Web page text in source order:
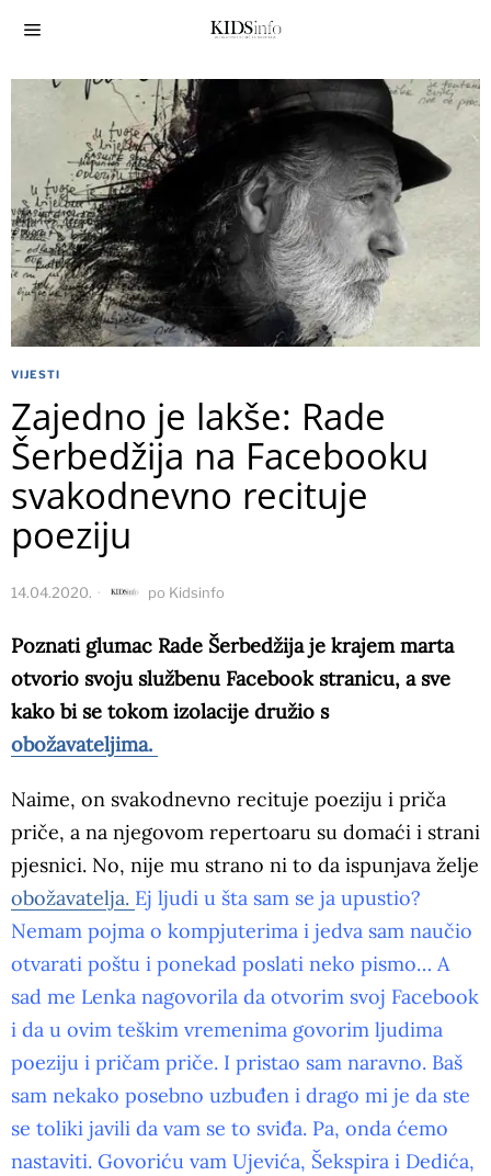
VIJESTI
Zajedno je lakše: Rade
Šerbedžija na Facebooku
svakodnevno recituje
poeziju
14.04.2020. po Kidsinfo
Poznati glumac Rade Šerbedžija je krajem marta
otvorio svoju službenu Facebook stranicu, a sve
kako bi se tokom izolacije družio s
obožavateljima.
Naime, on svakodnevno recituje poeziju i priča
priče, a na njegovom repertoaru su domaći i strani
pjesnici. No, nije mu strano ni to da ispunjava želje
obožavatelja. Ej ljudi u šta sam se ja upustio?
Nemam pojma o kompjuterima i jedva sam naučio
otvarati poštu i ponekad poslati neko pismo… A
sad me Lenka nagovorila da otvorim svoj Facebook
i da u ovim teškim vremenima govorim ljudima
poeziju i pričam priče. I pristao sam naravno. Baš
sam nekako posebno uzbuđen i drago mi je da ste
se toliki javili da vam se to sviđa. Pa, onda ćemo
nastaviti. Govoriću vam Ujevića, Šekspira i Dedića,